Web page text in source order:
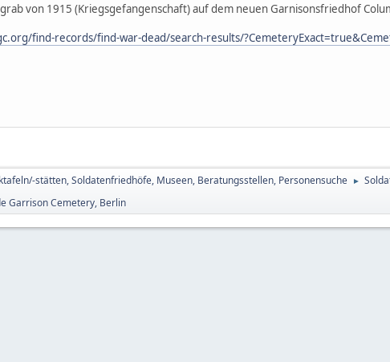
von 1915 (Kriegsgefangenschaft) auf dem neuen Garnisonsfriedhof
find-records/find-war-dead/search-results/
stätten, Soldatenfriedhöfe, Museen, Beratungsstellen, Personensuche ►
Garrison Cemetery, Berlin